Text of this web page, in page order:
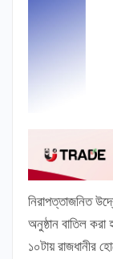
নিরাপত্তাজনিত
অনুষ্ঠান বাতিল
১০টায় রাজধানীর